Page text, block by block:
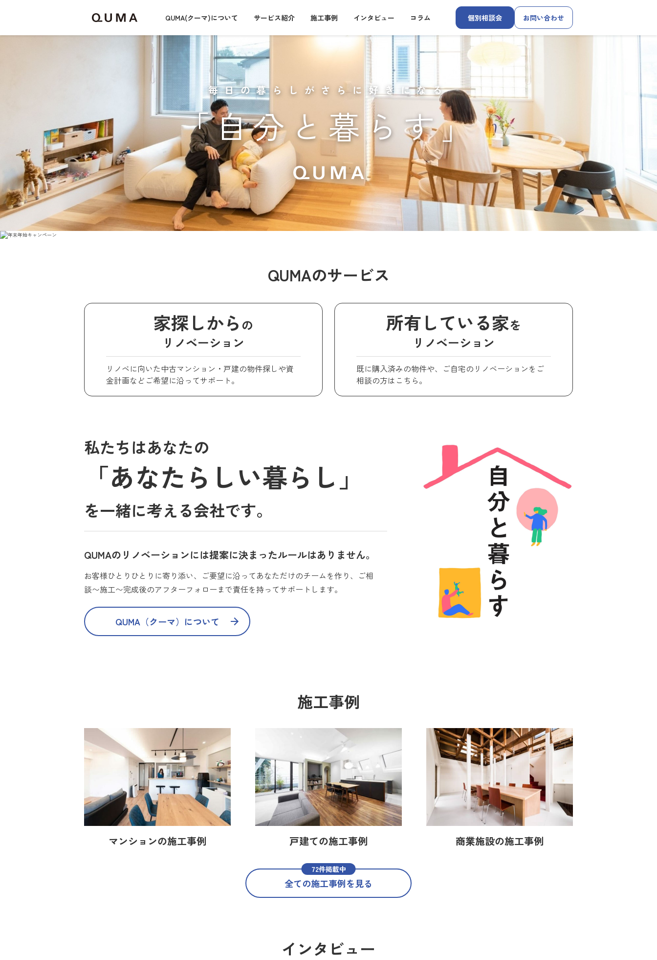
QUMA(クーマ)について サービス紹介 施工事例 インタビュー コラム 個別相談会 お問い合わせ
毎日の暮らしがさらに好きになる
「自分と暮らす」
QUMAのサービス
家探しから の
リノベーション
リノベに向いた中古マンション・戸建の物件探しや資
金計画などご希望に沿ってサポート。
所有している家を
リノベーション
既に購入済みの物件や、ご自宅のリノベーションをご
相談の方はこちら。
私たちはあなたの
「あなたらしい暮らし」
を一緒に考える会社です。
QUMAのリノベーションには提案に決まったルールはありません。
お客様ひとりひとりに寄り添い、ご要望に沿ってあなただけのチームを作り、ご相
談〜施工〜完成後のアフターフォローまで責任を持ってサポートします。
QUMA（クーマ）について
施工事例
マンションの施工事例 戸建ての施工事例 商業施設の施工事例
全ての施工事例を見る
72件掲載中
インタビュー